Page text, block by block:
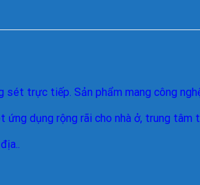
sét trực tiếp. Sản phẩm mang công
dụng rộng rãi cho nhà ở, trung tâm